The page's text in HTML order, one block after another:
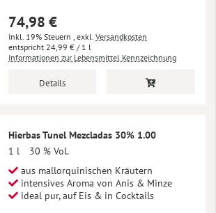
74,98 €
Inkl. 19% Steuern , exkl. Versandkosten
24,99 € / 1 l
Informationen zur Lebensmittel Kennzeichnung
Details
Hierbas Tunel Mezcladas 30% 1.00
1 l
30 % Vol.
aus mallorquinischen Kräutern
intensives Aroma von Anis & Minze
ideal pur, auf Eis & in Cocktails